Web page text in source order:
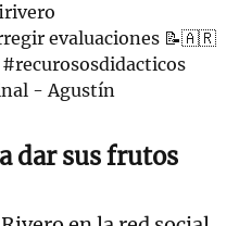
evaluaciones 📝🇦🇷
#recurososdidacticos
- Agustín
dar sus frutos